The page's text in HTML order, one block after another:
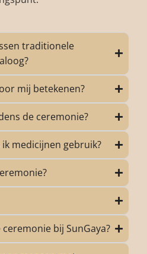
traditionele
mij betekenen?
de ceremonie?
medicijnen gebruik?
bij SunGaya?